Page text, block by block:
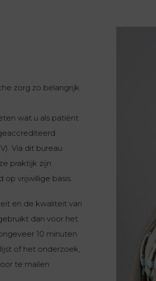
zorg zo belangrijk
wat u als patiënt
Via dit bureau
praktijk zijn
vrijwillige basis.
en de kwaliteit van
dan voor het
10 minuten
of het onderzoek,
te mailen